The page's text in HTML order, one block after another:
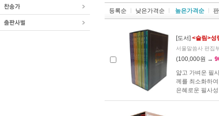
등록순 낮은가격순 높은가격순
[도서] <슬림>성
서울말씀사 편집
(100,000원 →
얇고 가벼운 필
께를 최소화하
은혜로운 필사